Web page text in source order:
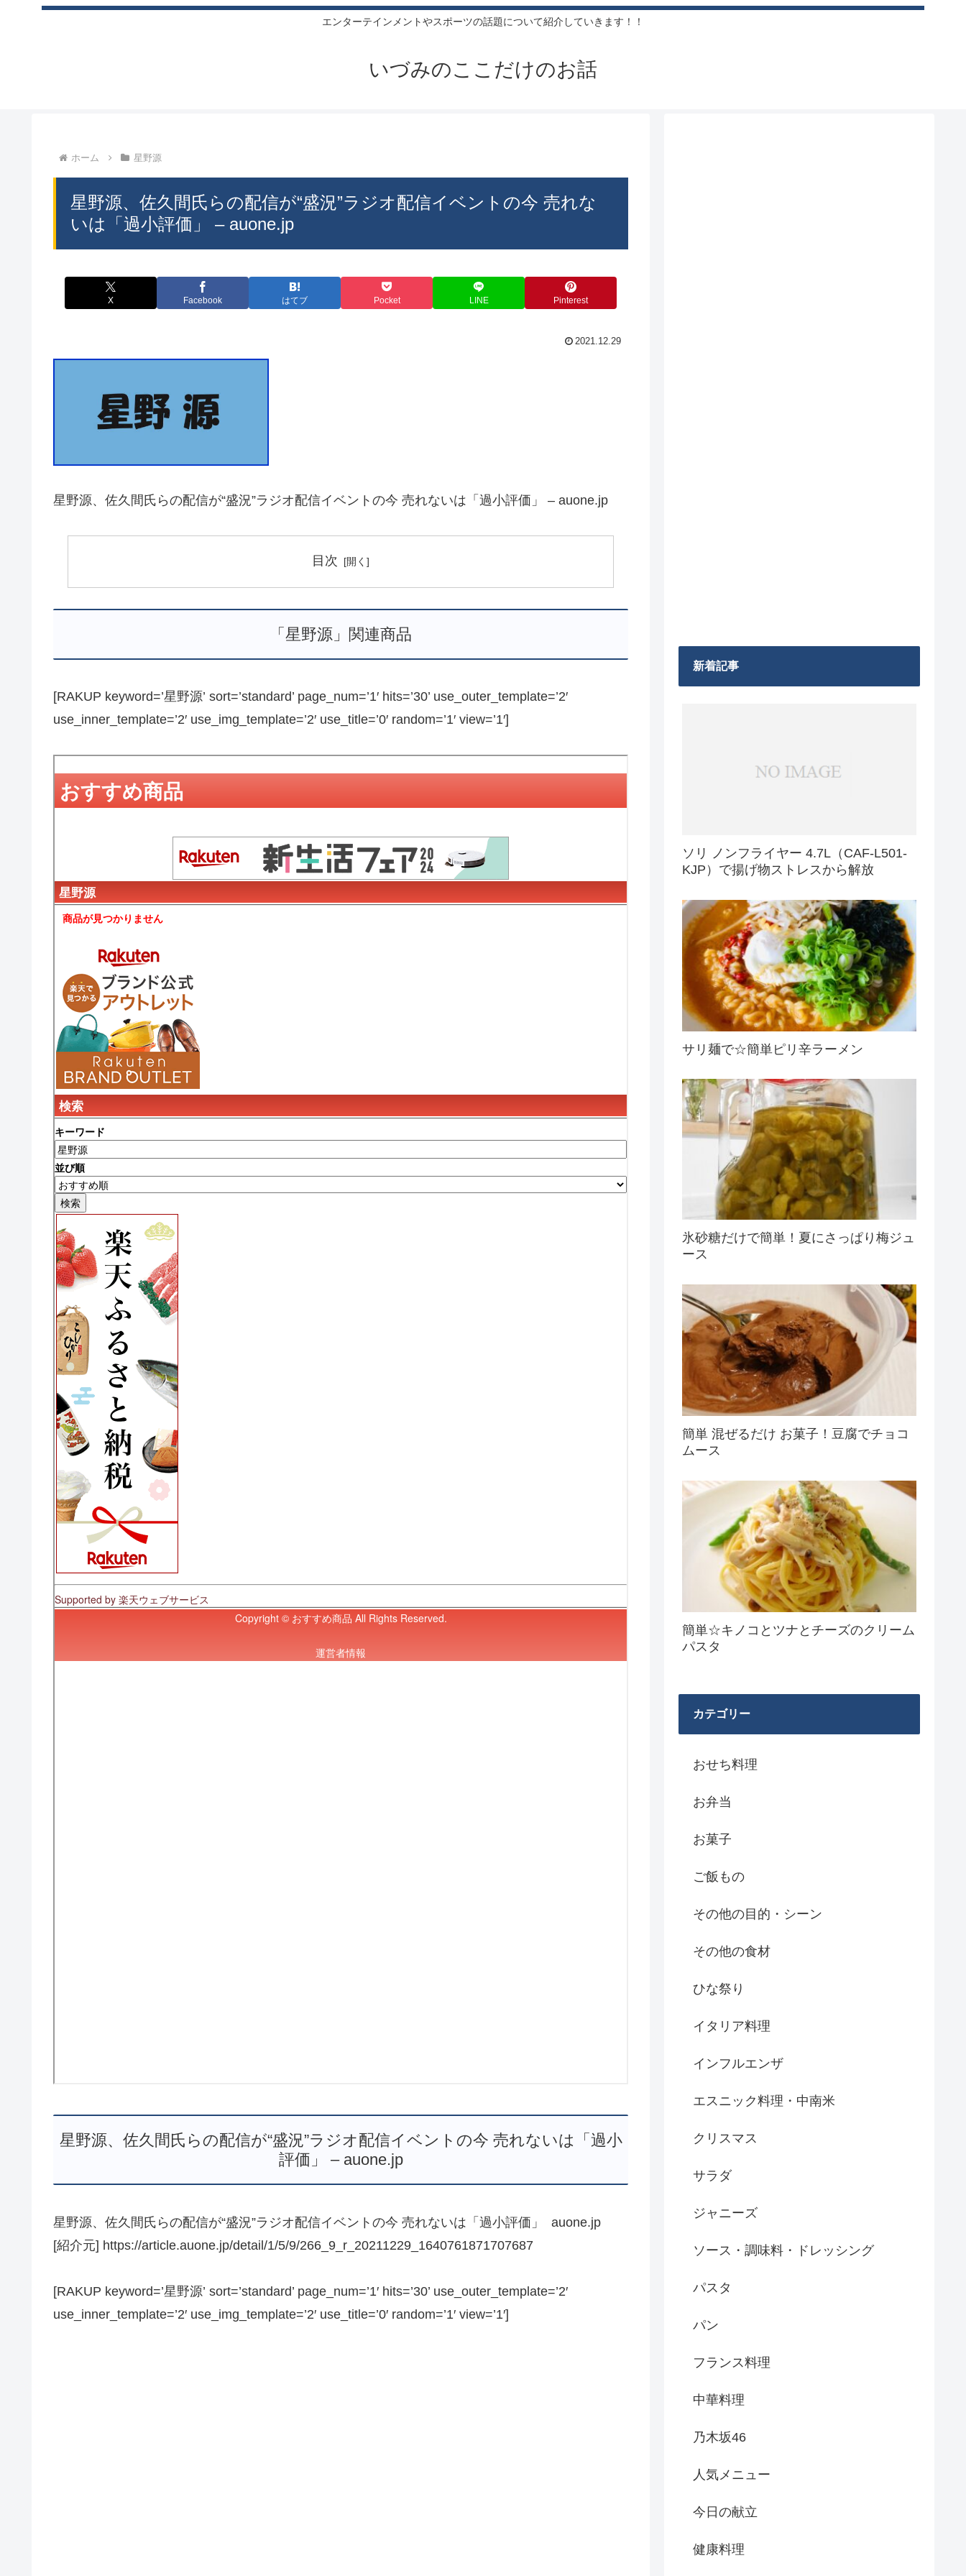
エンターテインメントやスポーツの話題について紹介していきます！！
いづみのここだけのお話
ホーム 星野源
星野源、佐久間氏らの配信が“盛況”ラジオ配信イベントの今 売れな
いは「過小評価」 – auone.jp
X Facebook はてブ Pocket LINE Pinterest
2021.12.29
星野源、佐久間氏らの配信が“盛況”ラジオ配信イベントの今 売れないは「過小評価」 – auone.jp
目次
「星野源」関連商品
[RAKUP keyword=’星野源’ sort=’standard’ page_num=’1′ hits=’30’ use_outer_template=’2′
use_inner_template=’2′ use_img_template=’2′ use_title=’0′ random=’1′ view=’1′]
星野源、佐久間氏らの配信が“盛況”ラジオ配信イベントの今 売れないは「過小
評価」 – auone.jp
星野源、佐久間氏らの配信が“盛況”ラジオ配信イベントの今 売れないは「過小評価」 auone.jp
[紹介元] https://article.auone.jp/detail/1/5/9/266_9_r_20211229_1640761871707687
[RAKUP keyword=’星野源’ sort=’standard’ page_num=’1′ hits=’30’ use_outer_template=’2′
use_inner_template=’2′ use_img_template=’2′ use_title=’0′ random=’1′ view=’1′]
新着記事
ソリ ノンフライヤー 4.7L（CAF-L501-
KJP）で揚げ物ストレスから解放
サリ麺で☆簡単ピリ辛ラーメン
氷砂糖だけで簡単！夏にさっぱり梅ジュ
ース
簡単 混ぜるだけ お菓子！豆腐でチョコ
ムース
簡単☆キノコとツナとチーズのクリーム
パスタ
カテゴリー
おせち料理
お弁当
お菓子
ご飯もの
その他の目的・シーン
その他の食材
ひな祭り
イタリア料理
インフルエンザ
エスニック料理・中南米
クリスマス
サラダ
ジャニーズ
ソース・調味料・ドレッシング
パスタ
パン
フランス料理
中華料理
乃木坂46
人気メニュー
今日の献立
健康料理